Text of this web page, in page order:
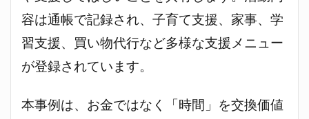
容は通帳で記録され、子育て支援、家事、学
習支援、買い物代行など多様な支援メニュー
が登録されています。
本事例は、お金ではなく「時間」を交換価値